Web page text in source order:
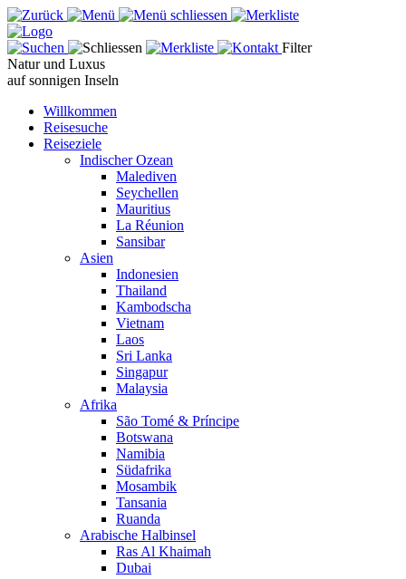
Filter
Natur und Luxus
auf sonnigen Inseln
Willkommen
Reisesuche
Reiseziele
Indischer Ozean
Malediven
Seychellen
Mauritius
La Réunion
Sansibar
Asien
Indonesien
Thailand
Kambodscha
Vietnam
Laos
Sri Lanka
Singapur
Malaysia
Afrika
São Tomé & Príncipe
Botswana
Namibia
Südafrika
Mosambik
Tansania
Ruanda
Arabische Halbinsel
Ras Al Khaimah
Dubai